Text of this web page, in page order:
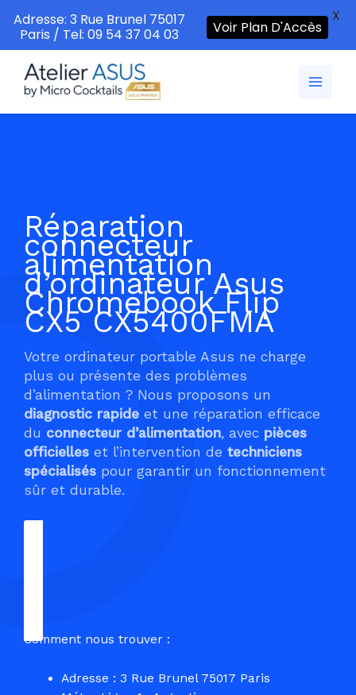
contenu
Réparation
connecteur
alimentation
d’ordinateur Asus
Chromebook Flip
CX5 CX5400FMA
Votre ordinateur portable Asus ne charge
plus ou présente des problèmes
d’alimentation ? Nous proposons un
diagnostic rapide et une réparation efficace
du connecteur d’alimentation, avec pièces
officielles et l’intervention de techniciens
spécialisés pour garantir un fonctionnement
sûr et durable.
Comment nous trouver :
Adresse : 3 Rue Brunel 75017 Paris
Adresse: 3 Rue Brunel 75017
Paris / Tel: 09 54 37 04 03
Voir Plan D'Accès
X